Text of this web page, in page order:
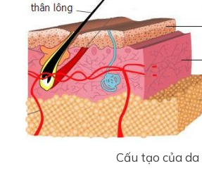
Cấu tạo của da